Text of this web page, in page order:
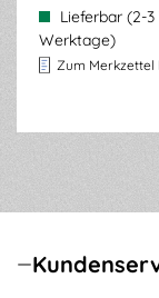
Lieferbar (2-
Werktage)
Zum Merkzettel